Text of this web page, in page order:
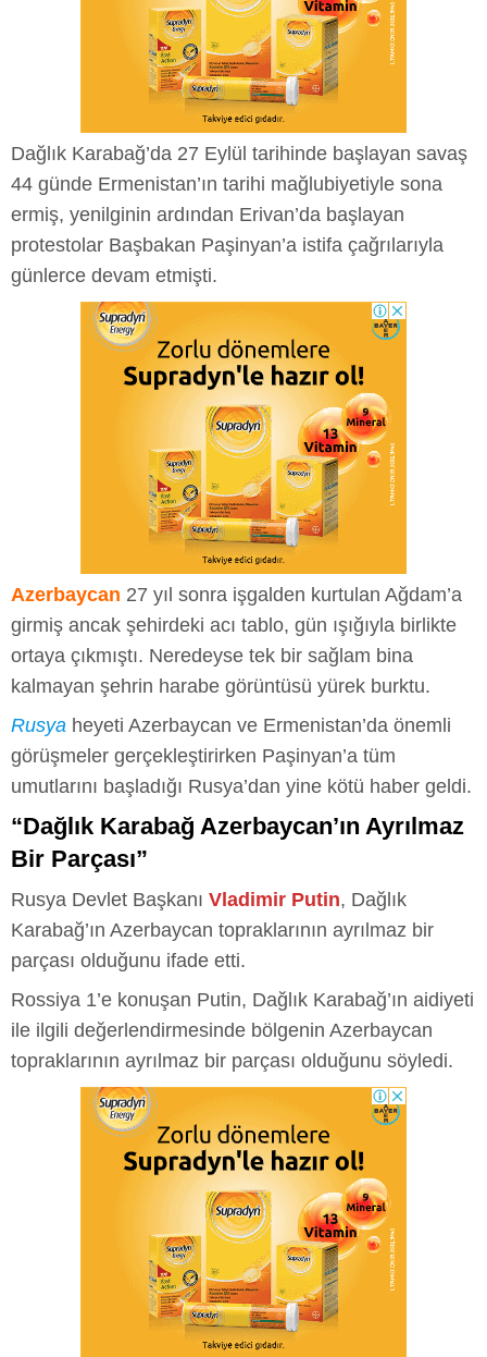
Dağlık Karabağ’da 27 Eylül tarihinde başlayan savaş
44 günde Ermenistan’ın tarihi mağlubiyetiyle sona
ermiş, yenilginin ardından Erivan’da başlayan
protestolar Başbakan Paşinyan’a istifa çağrılarıyla
günlerce devam etmişti.
Azerbaycan 27 yıl sonra işgalden kurtulan Ağdam’a
girmiş ancak şehirdeki acı tablo, gün ışığıyla birlikte
ortaya çıkmıştı. Neredeyse tek bir sağlam bina
kalmayan şehrin harabe görüntüsü yürek burktu.
Rusya heyeti Azerbaycan ve Ermenistan’da önemli
görüşmeler gerçekleştirirken Paşinyan’a tüm
umutlarını başladığı Rusya’dan yine kötü haber geldi.
“Dağlık Karabağ Azerbaycan’ın Ayrılmaz
Bir Parçası”
Rusya Devlet Başkanı Vladimir Putin, Dağlık
Karabağ’ın Azerbaycan topraklarının ayrılmaz bir
parçası olduğunu ifade etti.
Rossiya 1’e konuşan Putin, Dağlık Karabağ’ın aidiyeti
ile ilgili değerlendirmesinde bölgenin Azerbaycan
topraklarının ayrılmaz bir parçası olduğunu söyledi.